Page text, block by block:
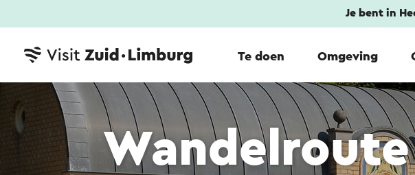
Je bent in
Te doen Omgeving